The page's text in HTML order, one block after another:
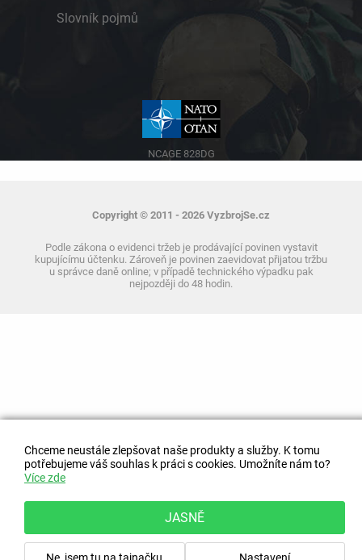
Slovník pojmů
NCAGE 828DG
Copyright © 2011 - 2026 VyzbrojSe.cz
Podle zákona o evidenci tržeb je prodávající povinen vystavit
kupujícímu účtenku. Zároveň je povinen zaevidovat přijatou tržbu
u správce daně online; v případě technického výpadku pak
nejpozději do 48 hodin.
Chceme neustále zlepšovat naše produkty a služby. K tomu
potřebujeme váš souhlas k práci s cookies. Umožníte nám to?
Více zde
JASNĚ